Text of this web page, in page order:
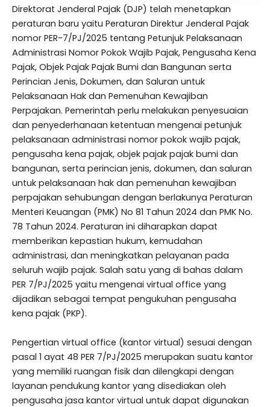
Direktorat Jenderal Pajak (DJP) telah menetapkan
peraturan baru yaitu Peraturan Direktur Jenderal Pajak
nomor PER-7/PJ/2025 tentang Petunjuk Pelaksanaan
Administrasi Nomor Pokok Wajib Pajak, Pengusaha Kena
Pajak, Objek Pajak Pajak Bumi dan Bangunan serta
Perincian Jenis, Dokumen, dan Saluran untuk
Pelaksanaan Hak dan Pemenuhan Kewajiban
Perpajakan. Pemerintah perlu melakukan penyesuaian
dan penyederhanaan ketentuan mengenai petunjuk
pelaksanaan administrasi nomor pokok wajib pajak,
pengusaha kena pajak, objek pajak pajak bumi dan
bangunan, serta perincian jenis, dokumen, dan saluran
untuk pelaksanaan hak dan pemenuhan kewajiban
perpajakan sehubungan dengan berlakunya Peraturan
Menteri Keuangan (PMK) No 81 Tahun 2024 dan PMK No.
78 Tahun 2024. Peraturan ini diharapkan dapat
memberikan kepastian hukum, kemudahan
administrasi, dan meningkatkan pelayanan pada
seluruh wajib pajak. Salah satu yang di bahas dalam
PER 7/PJ/2025 yaitu mengenai virtual office yang
dijadikan sebagai tempat pengukuhan pengusaha
kena pajak (PKP).
Pengertian virtual office (kantor virtual) sesuai dengan
pasal 1 ayat 48 PER 7/PJ/2025 merupakan suatu kantor
yang memiliki ruangan fisik dan dilengkapi dengan
layanan pendukung kantor yang disediakan oleh
pengusaha jasa kantor virtual untuk dapat digunakan